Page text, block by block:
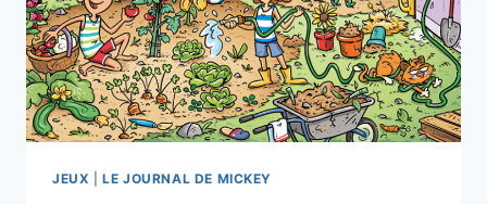
JEUX |LE JOURNAL DE MICKEY